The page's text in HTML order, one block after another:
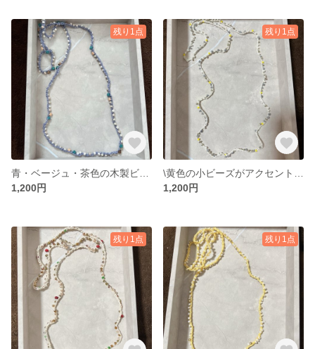
残り1点
1,200円
残り1点
1,200円
残り1点 残り1点